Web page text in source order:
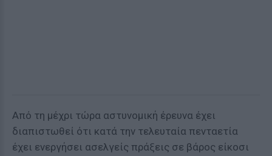
Από τη μέχρι τώρα αστυνομική έρευνα έχει
διαπιστωθεί ότι κατά την τελευταία πενταετία
έχει ενεργήσει ασελγείς πράξεις σε βάρος είκοσι